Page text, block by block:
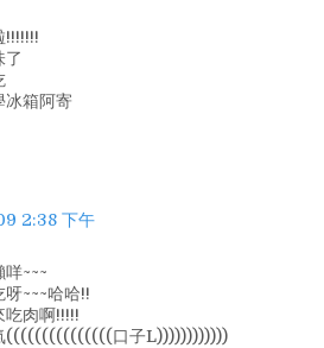
!!!!!!!
了
冰箱阿寄
2:38 下午
~~~
~~~哈哈!!
吃肉啊!!!!!
(((((((((((((((口子L))))))))))))